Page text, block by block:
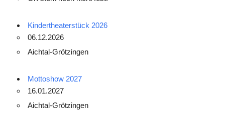
Kindertheaterstück 2026
06.12.2026
Aichtal-Grötzingen
Mottoshow 2027
16.01.2027
Aichtal-Grötzingen